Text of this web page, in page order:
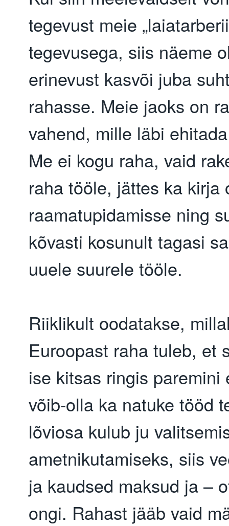
tegevust meie
tegevusega, siis näeme
erinevust kasvõi juba
rahasse. Meie jaoks on
vahend, mille läbi
Me ei kogu raha, vaid
raha tööle, jättes ka kirja
raamatupidamisse ning
kõvasti kosunult tagasi
uuele suurele tööle.
Riiklikult oodatakse,
Euroopast raha tuleb, et
ise kitsas ringis paremini
võib-olla ka natuke tööd
lõviosa kulub ju
ametnikutamiseks, siis
ja kaudsed maksud ja –
ongi. Rahast jääb vaid